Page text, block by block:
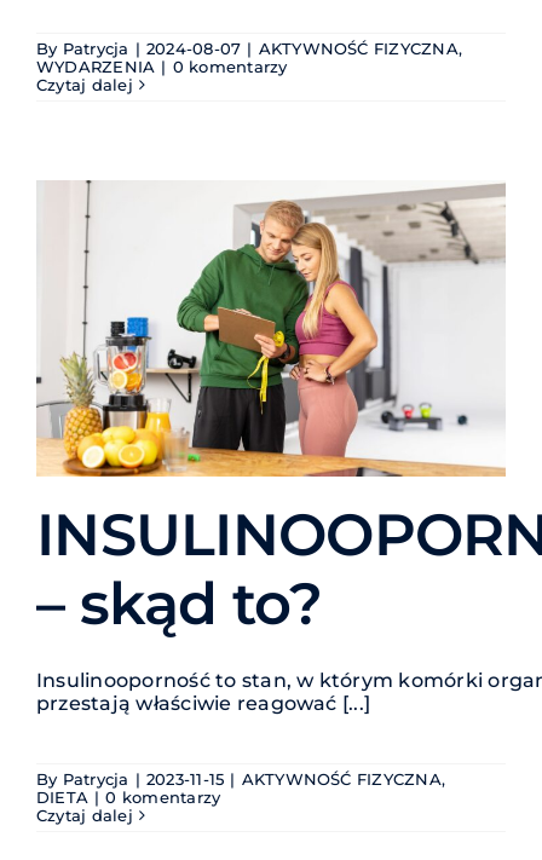
By Patrycja | 2024-08-07 | AKTYWNOŚĆ FIZYCZNA,
WYDARZENIA | 0 komentarzy
Czytaj dalej
– skąd to?
Insulinooporność to stan, w którym komórki
przestają właściwie reagować [...]
By Patrycja | 2023-11-15 | AKTYWNOŚĆ FIZYCZNA,
DIETA | 0 komentarzy
Czytaj dalej